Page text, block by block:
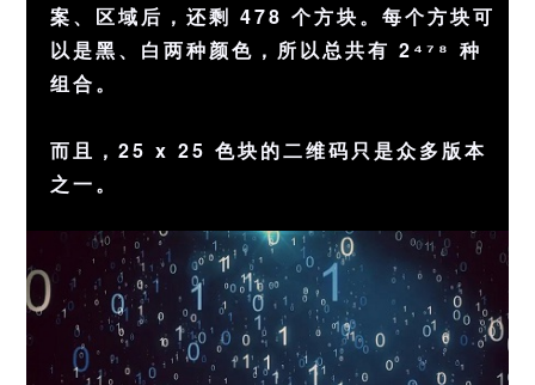
案、区域后，还剩 478 个方块。每个方块可
以是黑、白两种颜色，所以总共有 2⁴⁷⁸ 种
组合。
而且，25 x 25 色块的二维码只是众多版本
之一。